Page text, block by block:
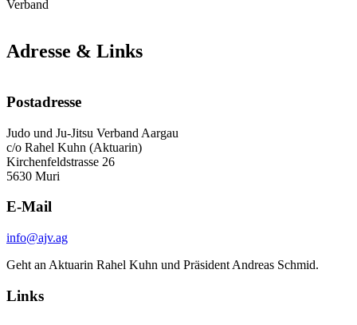
Verband
Adresse & Links
Postadresse
Judo und Ju-Jitsu Verband Aargau
c/o Rahel Kuhn (Aktuarin)
Kirchenfeldstrasse 26
5630 Muri
E-Mail
info@ajv.ag
Geht an Aktuarin Rahel Kuhn und Präsident Andreas Schmid.
Links